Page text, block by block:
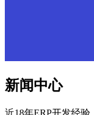
新闻中心
近18年ERP开发经